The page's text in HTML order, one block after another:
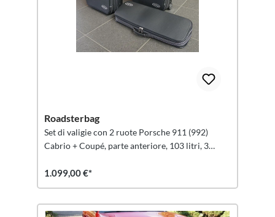
Roadsterbag
Set di valigie con 2 ruote Porsche 911 (992)
Cabrio + Coupé, parte anteriore, 103 litri, 3
1.099,00 €*